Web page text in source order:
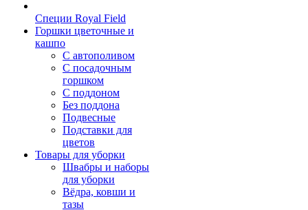
Специи Royal Field
Горшки цветочные и
кашпо
С автополивом
С посадочным
горшком
С поддоном
Без поддона
Подвесные
Подставки для
цветов
Товары для уборки
Швабры и наборы
для уборки
Вёдра, ковши и
тазы